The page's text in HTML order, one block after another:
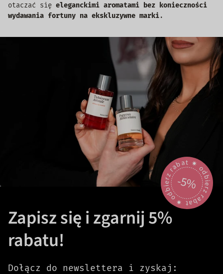
otaczać się eleganckimi aromatami bez konieczności
wydawania fortuny na ekskluzywne marki.
odbierz rabat 🟎 odbierz rabat 🟎
-5%
Zapisz się i zgarnij 5%
rabatu!
Dołącz do newslettera i zyskaj: